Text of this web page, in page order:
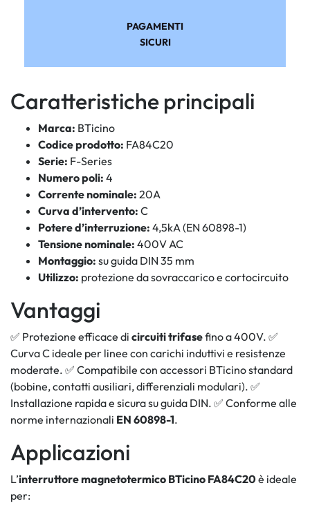
PAGAMENTI
SICURI
Caratteristiche principali
Marca: BTicino
Codice prodotto: FA84C20
Serie: F-Series
Numero poli: 4
Corrente nominale: 20A
Curva d’intervento: C
Potere d’interruzione: 4,5kA (EN 60898-1)
Tensione nominale: 400V AC
Montaggio: su guida DIN 35 mm
Utilizzo: protezione da sovraccarico e cortocircuito
Vantaggi
✅ Protezione efficace di circuiti trifasefino a 400V. ✅
Curva C ideale per linee con carichi induttivi e resistenze
moderate. ✅ Compatibile con accessori BTicino standard
(bobine, contatti ausiliari, differenziali modulari). ✅
Installazione rapida e sicura su guida DIN. ✅ Conforme alle
norme internazionali EN 60898-1.
Applicazioni
L’interruttore magnetotermico BTicino FA84C20è ideale
per: